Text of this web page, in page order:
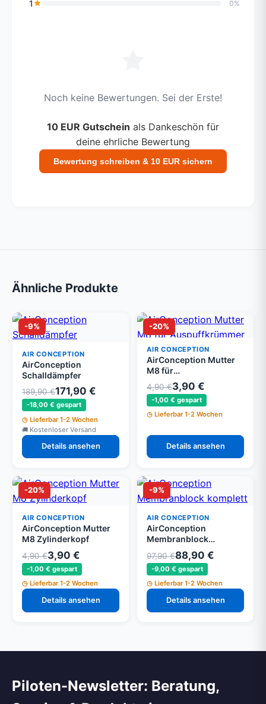
1 0%
Noch keine Bewertungen. Sei der Erste!
10 EUR Gutschein als Dankeschön für
deine ehrliche Bewertung
Bewertung schreiben & 10 EUR sichern
Ähnliche Produkte
-9%
AIR CONCEPTION
AirConception
Schalldämpfer
189,90 €171,90 €
-18,00 € gespart
Lieferbar 1-2 Wochen
Kostenloser Versand
Details ansehen
-20%
AIR CONCEPTION
AirConception Mutter
M8 für
Auspuffkrümmer
4,90 €3,90 €
-1,00 € gespart
Lieferbar 1-2 Wochen
Details ansehen
-20%
AIR CONCEPTION
AirConception Mutter
M8 Zylinderkopf
4,90 €3,90 €
-1,00 € gespart
Lieferbar 1-2 Wochen
Details ansehen
-9%
AIR CONCEPTION
AirConception
Membranblock
komplett
97,90 €88,90 €
-9,00 € gespart
Lieferbar 1-2 Wochen
Details ansehen
Piloten-Newsletter: Beratung,